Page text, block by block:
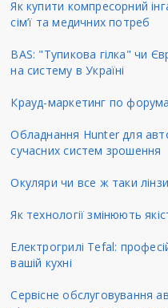
Як купити компресорний
сім’ї та медичних потреб
BAS: "Тупикова гілка" чи
на систему в Україні
Крауд-маркетинг по
Обладнання Hunter для
сучасних систем зрошення
Окуляри чи все ж таки
Як технології змінюють
Електрогрилі Tefal:
вашій кухні
Сервісне обслуговування